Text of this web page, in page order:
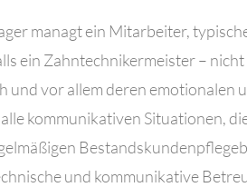
managt ein Mitarbeiter,
ein Zahntechnikermeister –
und vor allem deren emotionalen
kommunikativen Situationen,
und kommunikative